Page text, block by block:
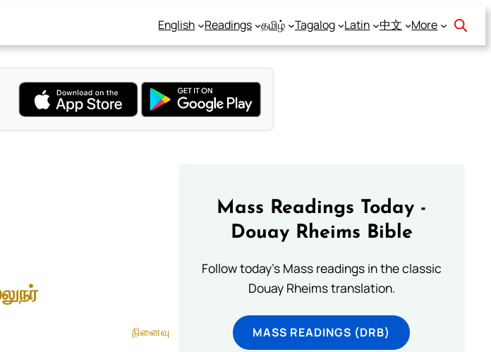
English Readings தமிழ் Tagalog Latin 中文 More
நினைவு
Mass Readings Today -
Douay Rheims Bible
Follow today's Mass readings in the classic
Douay Rheims translation.
MASS READINGS (DRB)